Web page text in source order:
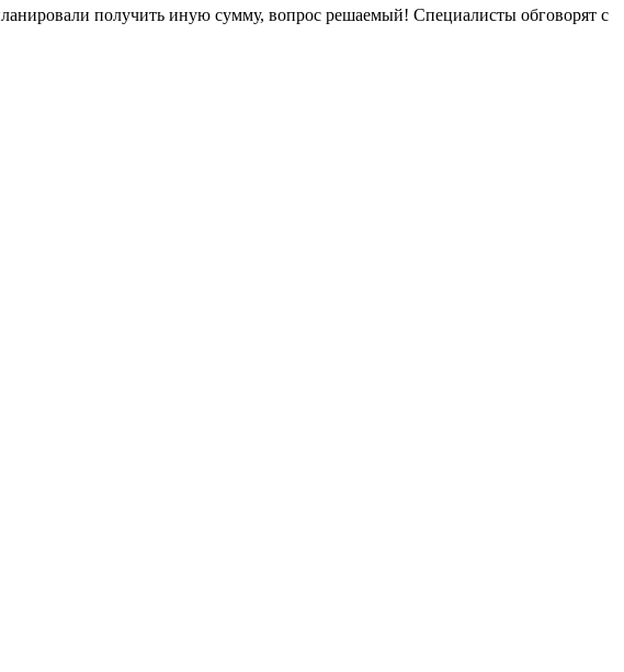
получить иную сумму, вопрос решаемый! Специалисты обговорят с